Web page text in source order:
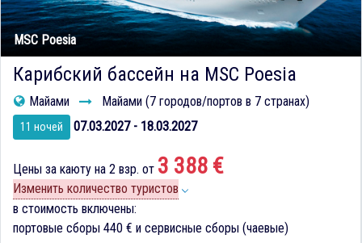
MSC Poesia
Карибский бассейн на MSC Poesia
Майами Майами (7 городов/портов в 7 странах)
11 ночей 07.03.2027 - 18.03.2027
Цены за каюту на 2 взр. от 3 388 €
Изменить количество туристов
в стоимость включены:
портовые сборы 440 € и сервисные сборы (чаевые)